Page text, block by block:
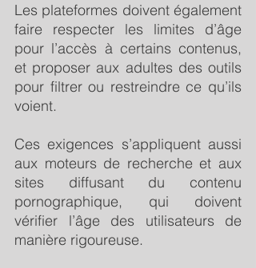
Les plateformes doivent également
faire respecter les limites d’âge
pour l’accès à certains contenus,
et proposer aux adultes des outils
pour filtrer ou restreindre ce qu’ils
voient.
Ces exigences s’appliquent aussi
aux moteurs de recherche et aux
sites diffusant du contenu
pornographique, qui doivent
vérifier l’âge des utilisateurs de
manière rigoureuse.